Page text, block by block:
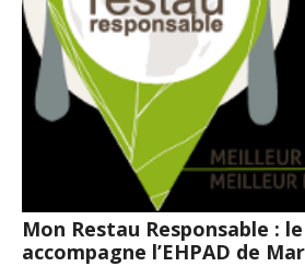
Mon Restau Responsable : le
accompagne l’EHPAD de